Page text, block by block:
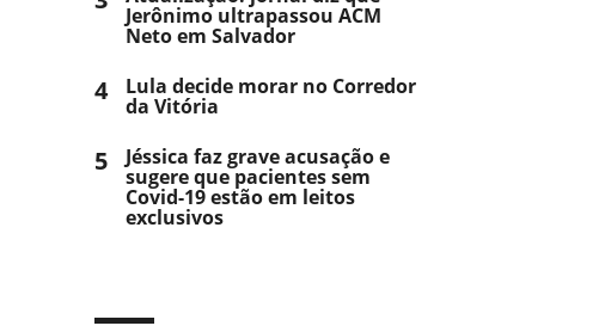
Jerônimo ultrapassou ACM
Neto em Salvador
4 Lula decide morar no Corredor
da Vitória
5 Jéssica faz grave acusação e
sugere que pacientes sem
Covid-19 estão em leitos
exclusivos